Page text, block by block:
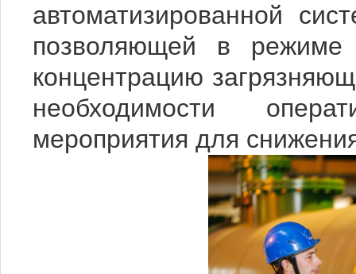
автоматизированной
позволяющей в режиме
концентрацию
необходимости
мероприятия для